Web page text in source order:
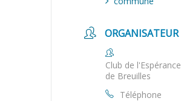
ORGANISATEUR
Club de l'Espérance
de Breuilles
Téléphone